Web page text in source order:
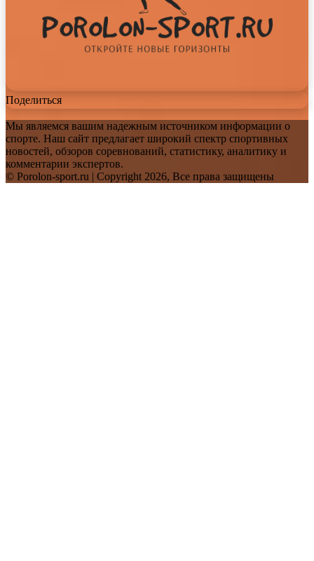
Поделиться
Мы являемся вашим надежным источником информации о
спорте. Наш сайт предлагает широкий спектр спортивных
новостей, обзоров соревнований, статистику, аналитику и
комментарии экспертов.
© Porolon-sport.ru | Copyright 2026, Все права защищены